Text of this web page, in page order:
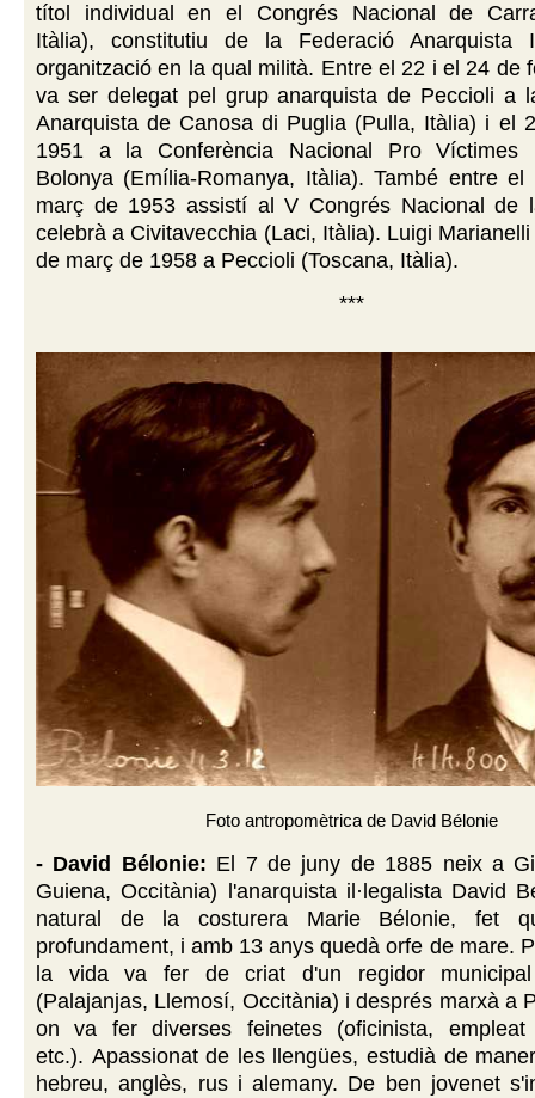
títol individual en el Congrés Nacional de
Itàlia), constitutiu de la Federació Anarquista
organització en la qual milità. Entre el 22 i el 24 de
va ser delegat pel grup anarquista de Peccioli a
Anarquista de Canosa di Puglia (Pulla, Itàlia) i el
1951 a la Conferència Nacional Pro Víctimes
Bolonya (Emília-Romanya, Itàlia). També entre
març de 1953 assistí al V Congrés Nacional de
celebrà a Civitavecchia (Laci, Itàlia). Luigi
de març de 1958 a Peccioli (Toscana, Itàlia).
***
Foto antropomètrica de David Bélonie
- David Bélonie: El 7 de juny de 1885 neix a
Guiena, Occitània) l'anarquista il·legalista David
natural de la costurera Marie Bélonie, fet
profundament, i amb 13 anys quedà orfe de mare.
la vida va fer de criat d'un regidor
(Palajanjas, Llemosí, Occitània) i després marxà a
on va fer diverses feinetes (oficinista, empleat
etc.). Apassionat de les llengües, estudià de
hebreu, anglès, rus i alemany. De ben jovenet